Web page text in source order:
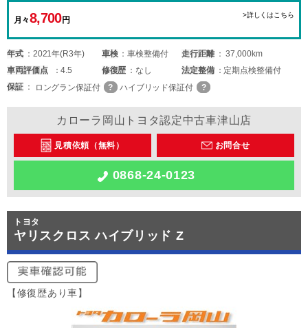
月々8,700円
>詳しくはこちら
年式 2021年(R3年) 車検 車検整備付 走行距離
37,000km
車両評価点 4.5 修復歴 なし 法定整備
定期点検整備付
保証
ロングラン保証付 ハイブリッド保証付
カローラ岡山トヨタ認定中古車津山店
見積依頼（無料） お問合せ
0868-24-0123
トヨタ
ヤリスクロス ハイブリッド Z
【修復歴あり車】